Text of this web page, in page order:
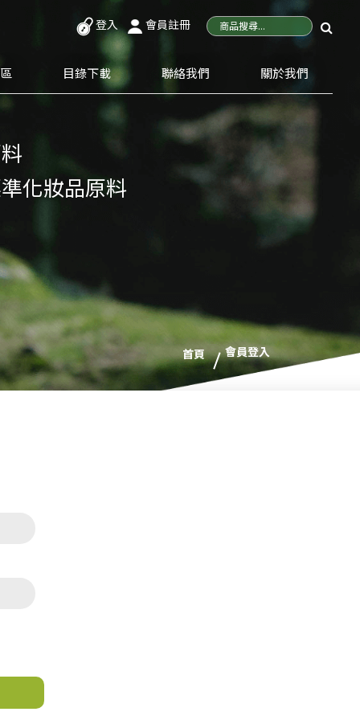
登入 會員註冊
目錄下載 聯絡我們 關於我們
首頁 會員登入
化妝品原料